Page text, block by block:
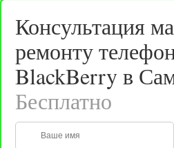
Консультация
ремонту
BlackBerry в
Бесплатно